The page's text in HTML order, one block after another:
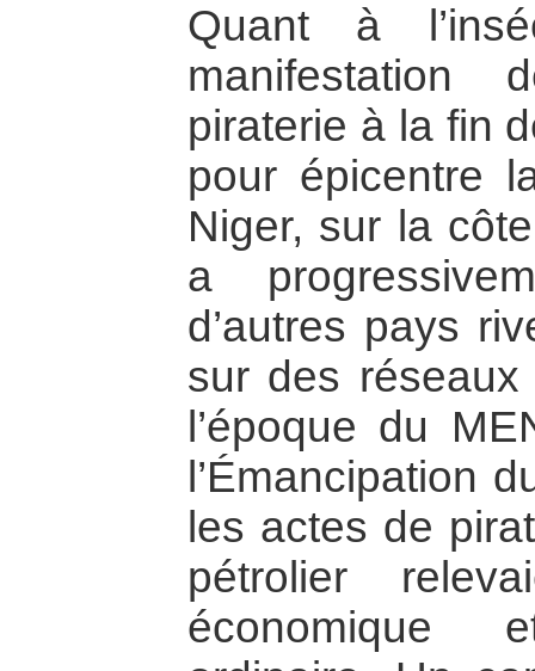
Quant à
piraterie à la fin
pour épicentre
Niger, sur la
a
d’autres pays
sur des réseaux
l’époque du
l’Émancipation
les actes de
pétrolier
économique